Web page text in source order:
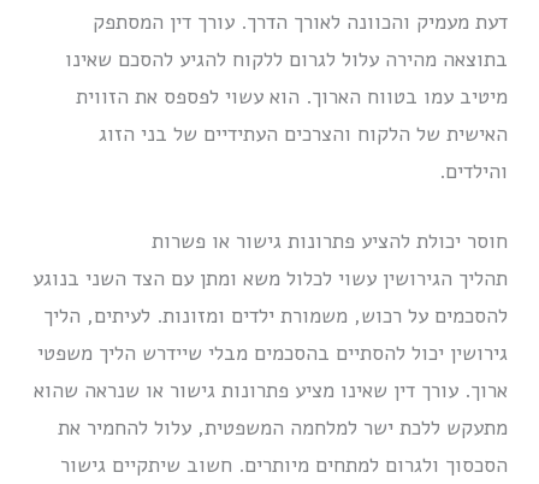
דעת מעמיק והכוונה לאורך הדרך. עורך דין המסתפק
בתוצאה מהירה עלול לגרום ללקוח להגיע להסכם שאינו
מיטיב עמו בטווח הארוך. הוא עשוי לפספס את הזווית
האישית של הלקוח והצרכים העתידיים של בני הזוג
והילדים.
חוסר יכולת להציע פתרונות גישור או פשרות
תהליך הגירושין עשוי לכלול משא ומתן עם הצד השני בנוגע
להסכמים על רכוש, משמורת ילדים ומזונות. לעיתים, הליך
גירושין יכול להסתיים בהסכמים מבלי שיידרש הליך משפטי
ארוך. עורך דין שאינו מציע פתרונות גישור או שנראה שהוא
מתעקש ללכת ישר למלחמה המשפטית, עלול להחמיר את
הסכסוך ולגרום למתחים מיותרים. חשוב שיתקיים גישור